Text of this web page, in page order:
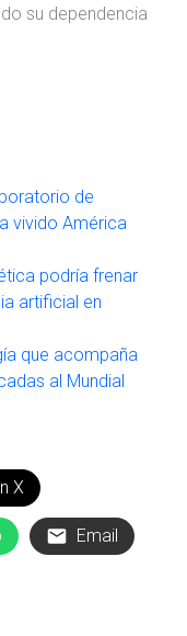
su dependencia
de
vivido América
podría frenar
artificial en
que acompaña
al Mundial
X
Email